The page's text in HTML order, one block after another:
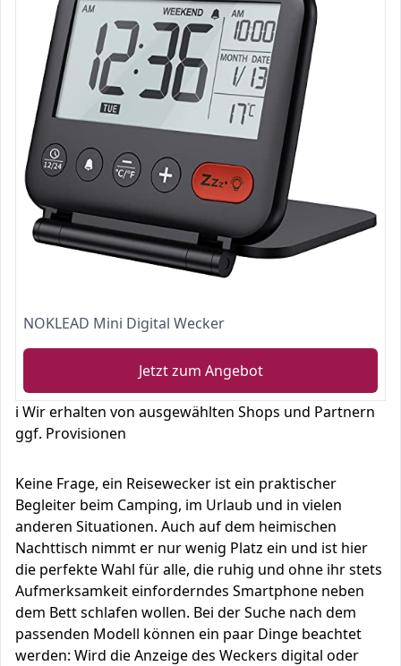
NOKLEAD Mini Digital Wecker
Jetzt zum Angebot
ℹ️ Wir erhalten von ausgewählten Shops und Partnern
ggf. Provisionen
Keine Frage, ein Reisewecker ist ein praktischer
Begleiter beim Camping, im Urlaub und in vielen
anderen Situationen. Auch auf dem heimischen
Nachttisch nimmt er nur wenig Platz ein und ist hier
die perfekte Wahl für alle, die ruhig und ohne ihr stets
Aufmerksamkeit einforderndes Smartphone neben
dem Bett schlafen wollen. Bei der Suche nach dem
passenden Modell können ein paar Dinge beachtet
werden: Wird die Anzeige des Weckers digital oder